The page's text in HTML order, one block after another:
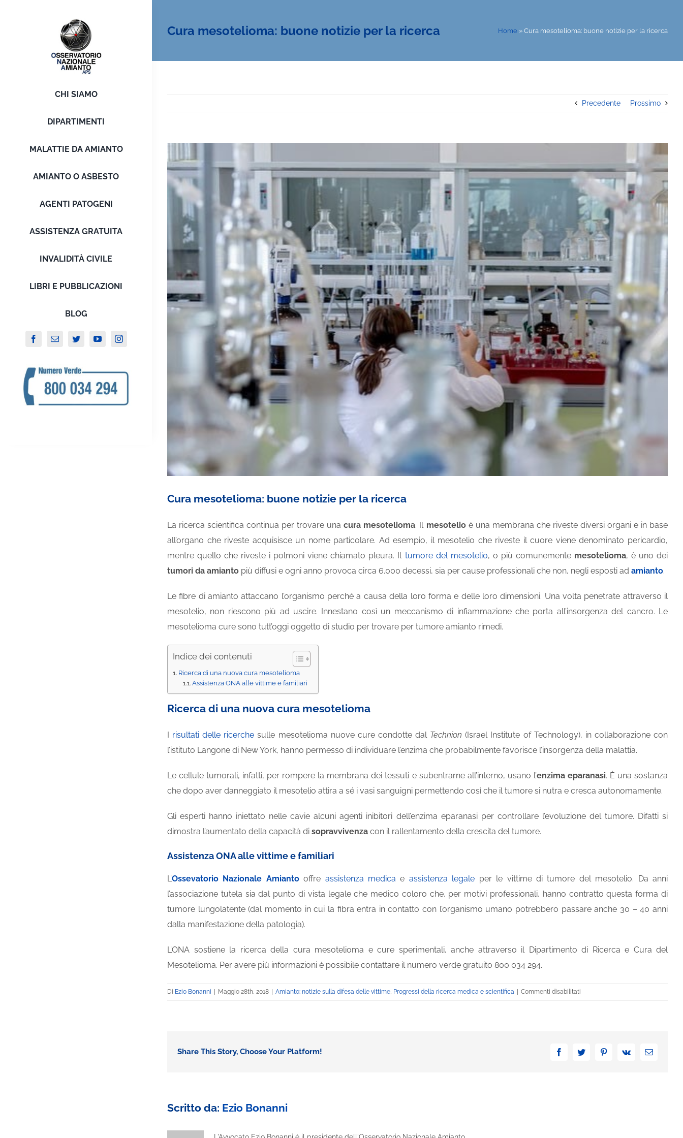
CHI SIAMO
DIPARTIMENTI
MALATTIE DA AMIANTO
AMIANTO O ASBESTO
AGENTI PATOGENI
ASSISTENZA GRATUITA
INVALIDITÀ CIVILE
LIBRI E PUBBLICAZIONI
BLOG
Cura mesotelioma: buone notizie per la ricerca Home » Cura mesotelioma: buone notizie per la ricerca
Precedente Prossimo
immagine
Cura mesotelioma: buone notizie per la ricerca
La ricerca scientifica continua per trovare unacura mesotelioma. Il mesotelioè una membrana che riveste diversi organi e in base
all’organo che riveste acquisisce un nome particolare. Ad esempio, il mesotelio che riveste il cuore viene denominato pericardio,
mentre quello che riveste i polmoni viene chiamato pleura. Il tumore del mesotelio, o più comunemente mesotelioma, è uno dei
tumori da amianto più diffusi e ogni anno provoca circa 6.000 decessi, sia per cause professionali che non, negli esposti ad amianto.
Le fibre di amianto attaccano l’organismo perché a causa della loro forma e delle loro dimensioni. Una volta penetrate attraverso il
mesotelio, non riescono più ad uscire. Innestano così un meccanismo di infiammazione che porta all’insorgenza del cancro. Le
mesotelioma cure sono tutt’oggi oggetto di studio per trovare per tumore amianto rimedi.
Indice dei contenuti
Ricerca di una nuova cura mesotelioma
Assistenza ONA alle vittime e familiari
Ricerca di una nuova cura mesotelioma
risultati delle ricerche sulle mesotelioma nuove cure condotte dal Technion (Israel Institute of Technology), in collaborazione con
l’istituto Langone di New York, hanno permesso di individuare l’enzima che probabilmente favorisce l’insorgenza della malattia.
Le cellule tumorali, infatti, per rompere la membrana dei tessuti e subentrarne all’interno, usano l’enzima eparanasi. È una sostanza
che dopo aver danneggiato il mesotelio attira a sé i vasi sanguigni permettendo così che il tumore si nutra e cresca autonomamente.
Gli esperti hanno iniettato nelle cavie alcuni agenti inibitori dell’enzima eparanasi per controllare l’evoluzione del tumore. Difatti si
dimostra l’aumentato della capacità di sopravvivenza con il rallentamento della crescita del tumore.
Assistenza ONA alle vittime e familiari
L’Ossevatorio Nazionale Amiantooffre assistenza medica e assistenza legale per le vittime di tumore del mesotelio. Da anni
l’associazione tutela sia dal punto di vista legale che medico coloro che, per motivi professionali, hanno contratto questa forma di
tumore lungolatente (dal momento in cui la fibra entra in contatto con l’organismo umano potrebbero passare anche 30 – 40 anni
dalla manifestazione della patologia).
L’ONA sostiene la ricerca della cura mesotelioma e cure sperimentali, anche attraverso il Dipartimento di Ricerca e Cura del
Mesotelioma. Per avere più informazioni è possibile contattare il numero verde gratuito 800 034 294.
Di Ezio Bonanni Maggio 28th, 2018 Amianto: notizie sulla difesa delle vittime, Progressi della ricerca medica e scientifica Commenti disabilitati
per
Share This Story, Choose Your Platform! FacebookTwitterPinterest
Vk Email
Scritto da: Ezio Bonanni